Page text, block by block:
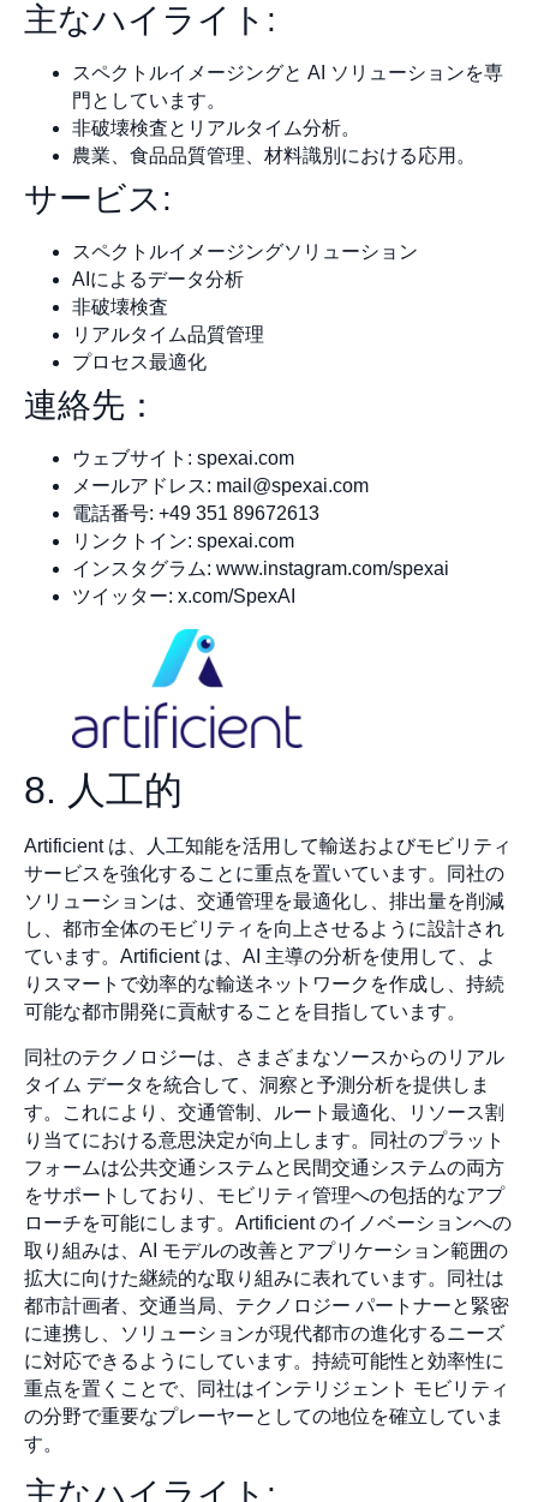
主なハイライト:
スペクトルイメージングと AI ソリューションを専
門としています。
非破壊検査とリアルタイム分析。
農業、食品品質管理、材料識別における応用。
サービス:
スペクトルイメージングソリューション
AIによるデータ分析
非破壊検査
リアルタイム品質管理
プロセス最適化
連絡先：
ウェブサイト: spexai.com
メールアドレス: mail@spexai.com
電話番号: +49 351 89672613
リンクトイン: spexai.com
インスタグラム: www.instagram.com/spexai
ツイッター: x.com/SpexAI
8. 人工的
Artificient は、人工知能を活用して輸送およびモビリティ
サービスを強化することに重点を置いています。同社の
ソリューションは、交通管理を最適化し、排出量を削減
し、都市全体のモビリティを向上させるように設計され
ています。Artificient は、AI 主導の分析を使用して、よ
りスマートで効率的な輸送ネットワークを作成し、持続
可能な都市開発に貢献することを目指しています。
同社のテクノロジーは、さまざまなソースからのリアル
タイム データを統合して、洞察と予測分析を提供しま
す。これにより、交通管制、ルート最適化、リソース割
り当てにおける意思決定が向上します。同社のプラット
フォームは公共交通システムと民間交通システムの両方
をサポートしており、モビリティ管理への包括的なアプ
ローチを可能にします。Artificient のイノベーションへの
取り組みは、AI モデルの改善とアプリケーション範囲の
拡大に向けた継続的な取り組みに表れています。同社は
都市計画者、交通当局、テクノロジー パートナーと緊密
に連携し、ソリューションが現代都市の進化するニーズ
に対応できるようにしています。持続可能性と効率性に
重点を置くことで、同社はインテリジェント モビリティ
の分野で重要なプレーヤーとしての地位を確立していま
す。
主なハイライト: